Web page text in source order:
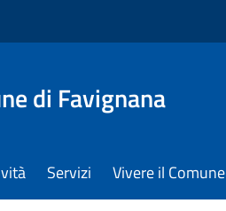
di Favignana
Servizi Vivere il Comune